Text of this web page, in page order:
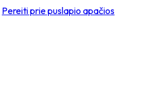
Pereiti prie puslapio apačios